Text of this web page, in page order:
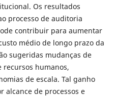
Os resultados
processo de auditoria
contribuir para aumentar
médio de longo prazo da
sugeridas mudanças de
humanos,
de escala. Tal ganho
alcance de processos e